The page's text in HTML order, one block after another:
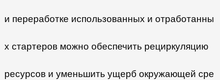
и переработке использованных и отработанны
х стартеров можно обеспечить рециркуляцию
ресурсов и уменьшить ущерб окружающей сре